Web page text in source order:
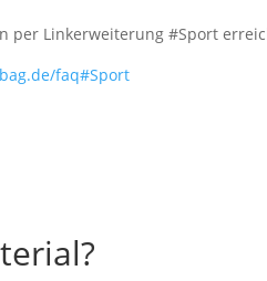
per Linkerweiterung #Sport
faq#Sport